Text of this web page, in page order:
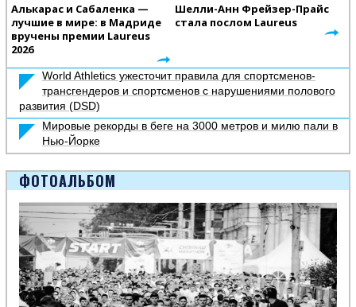
Алькарас и Сабаленка —
лучшие в мире: в Мадриде
вручены премии Laureus
2026
Шелли-Анн Фрейзер-Прайс
стала послом Laureus
World Athletics ужесточит правила для спортсменов-
трансгендеров и спортсменов с нарушениями полового
развития (DSD)
Мировые рекорды в беге на 3000 метров и милю пали в
Нью-Йорке
ФОТОАЛЬБОМ